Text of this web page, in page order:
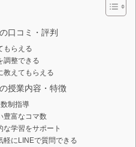
口コミ・評判
もらえる
調整できる
えてもらえる
授業内容・特徴
制指導
豊富なコマ数
学習をサポート
にLINEで質問できる